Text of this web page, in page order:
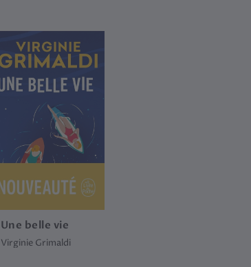
Une belle vie
Virginie Grimaldi